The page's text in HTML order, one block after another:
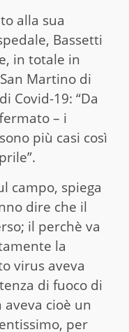
alla sua
Bassetti
in totale in
Martino di
Covid-19: “Da
– i
più casi così
campo, spiega
dire che il
il perchè va
la
virus aveva
di fuoco di
aveva cioè un
per